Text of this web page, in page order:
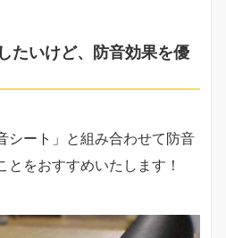
たいけど、防音効果を優
シート」
と組み合わせて防音
をおすすめいたします！